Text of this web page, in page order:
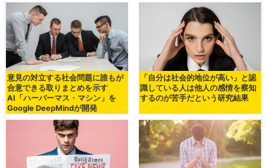
意見の対立する社会問題に誰もが
合意できる取りまとめを示す
AI「ハーバーマス・マシン」を
Google DeepMindが開発
「自分は社会的地位が高い」と認
識している人は他人の感情を察知
するのが苦手だという研究結果